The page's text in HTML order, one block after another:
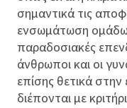
σημαντικά τις
ενσωμάτωση
παραδοσιακές
άνθρωποι και οι
επίσης θετικά
διέπονται με